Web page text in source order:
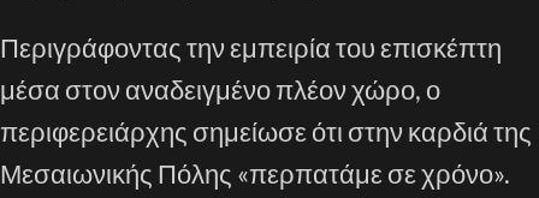
Περιγράφοντας την εμπειρία του επισκέπτη
μέσα στον αναδειγμένο πλέον χώρο, ο
περιφερειάρχης σημείωσε ότι στην καρδιά της
Μεσαιωνικής Πόλης «περπατάμε σε χρόνο».